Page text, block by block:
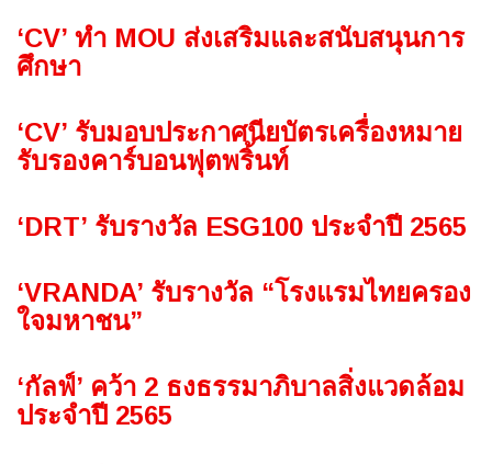
‘CV’ ทำ MOU ส่งเสริมและสนับสนุนการ
ศึกษา
‘CV’ รับมอบประกาศนียบัตรเครื่องหมาย
รับรองคาร์บอนฟุตพริ้นท์
‘DRT’ รับรางวัล ESG100 ประจำปี 2565
‘VRANDA’ รับรางวัล “โรงแรมไทยครอง
ใจมหาชน”
‘กัลฟ์’ คว้า 2 ธงธรรมาภิบาลสิ่งแวดล้อม
ประจำปี 2565